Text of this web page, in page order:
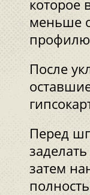
которое
меньше
После
Перед
затем